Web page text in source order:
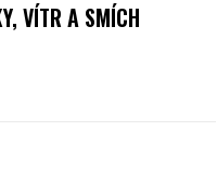
VÍTR A SMÍCH